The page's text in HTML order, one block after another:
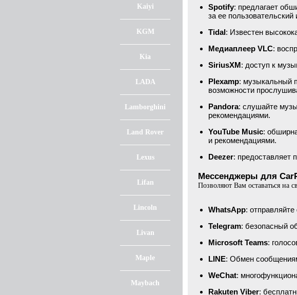
Kaiyi
KGM
Kia
LADA
Lamborghini
Land Rover
Lexus
Lifan
Lincoln
Livan
Maple
Maybach
Spotify: предлагает
за ее
Tidal: Известен
Медиаплеер VLC:
SiriusXM: доступ к
Plexamp: музыкальный
возможности
Pandora: слушайте
рекомендациями.
YouTube Music:
и рекомендациями.
Deezer: предоставляет
Мессенджеры для
Позволяют Вам оставаться на
WhatsApp:
Telegram: безопасный
Microsoft Teams:
LINE: Обмен
WeChat:
Rakuten Viber: